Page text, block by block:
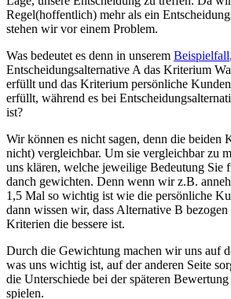
Regel(hoffentlich) mehr als ein
stehen wir vor einem Problem.
Was bedeutet es denn in unserem Beispielfall
Entscheidungsalternative A das Kriterium
erfüllt und das Kriterium persönliche
erfüllt, während es bei
ist?
Wir können es nicht sagen, denn die beiden
nicht) vergleichbar. Um sie vergleichbar zu
uns klären, welche jeweilige Bedeutung Sie
danch gewichten. Denn wenn wir z.B.
1,5 Mal so wichtig ist wie die persönliche
dann wissen wir, dass Alternative B bezogen
Kriterien die bessere ist.
Durch die Gewichtung machen wir uns auf
was uns wichtig ist, auf der anderen Seite
die Unterschiede bei der späteren
spielen.